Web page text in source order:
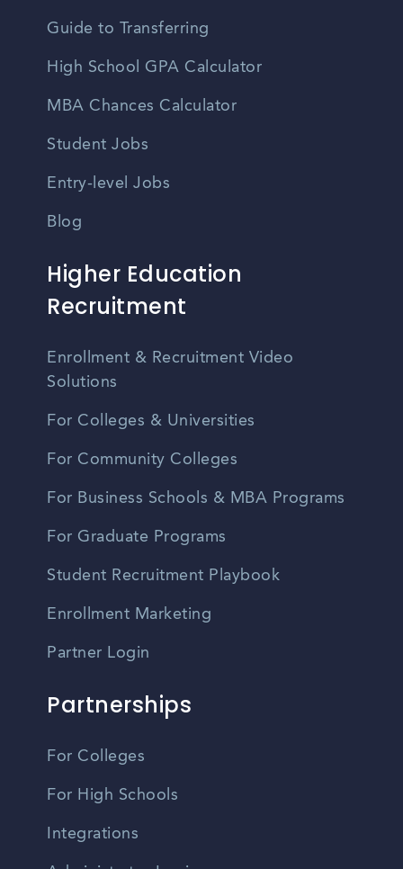
Guide to Transferring
High School GPA Calculator
MBA Chances Calculator
Student Jobs
Entry-level Jobs
Blog
Higher Education
Recruitment
Enrollment & Recruitment Video
Solutions
For Colleges & Universities
For Community Colleges
For Business Schools & MBA Programs
For Graduate Programs
Student Recruitment Playbook
Enrollment Marketing
Partner Login
Partnerships
For Colleges
For High Schools
Integrations